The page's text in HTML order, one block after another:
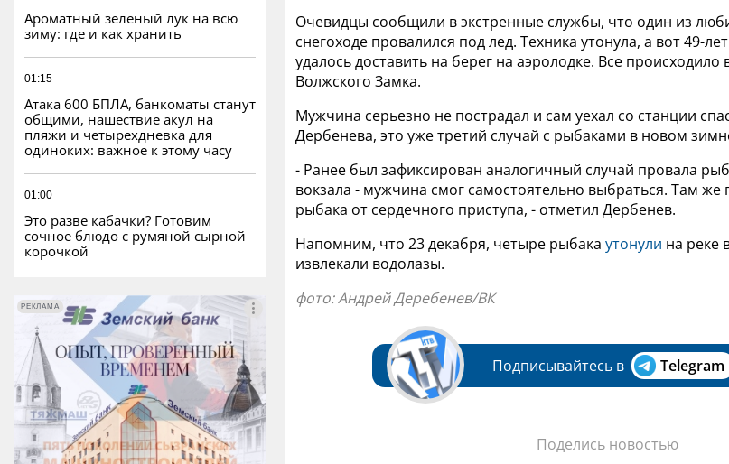
Ароматный зеленый лук на всю
зиму: где и как хранить
01:15
Атака 600 БПЛА, банкоматы станут
общими, нашествие акул на
пляжи и четырехдневка для
одиноких: важное к этому часу
01:00
Это разве кабачки? Готовим
сочное блюдо с румяной сырной
корочкой
РЕКЛАМА
РЕКЛАМА
Очевидцы сообщили в экстренные службы, что один из
снегоходе провалился под лед. Техника утонула, а вот 49-
удалось доставить на берег на аэролодке. Все
Волжского Замка.
Мужчина серьезно не пострадал и сам уехал со станции
Дербенева, это уже третий случай с рыбаками в новом
- Ранее был зафиксирован аналогичный случай провала
вокзала - мужчина смог самостоятельно выбраться. Там
рыбака от сердечного приступа, - отметил Дербенев.
Напомним, что 23 декабря, четыре рыбака утонули на реке
извлекали водолазы.
фото: Андрей Деребенев/ВК
Подписывайтесь в Telegram
Поделись новостью